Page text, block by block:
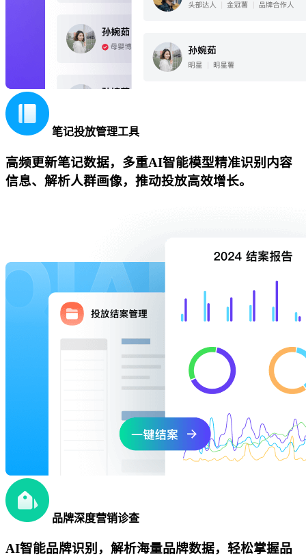
笔记投放管理工具
高频更新笔记数据，多重AI智能模型精准识别内容
信息、解析人群画像，推动投放高效增长。
品牌深度营销诊查
AI智能品牌识别，解析海量品牌数据，轻松掌握品